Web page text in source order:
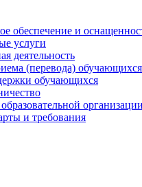
обеспечение и
услуги
деятельность
(перевода) обучающихся
обучающихся
организации
и требования